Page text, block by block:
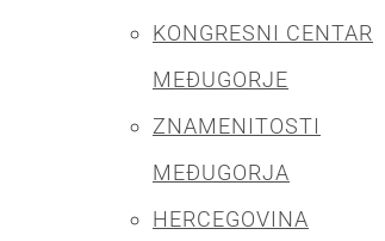
KONGRESNI CENTAR
MEĐUGORJE
ZNAMENITOSTI
MEĐUGORJA
HERCEGOVINA